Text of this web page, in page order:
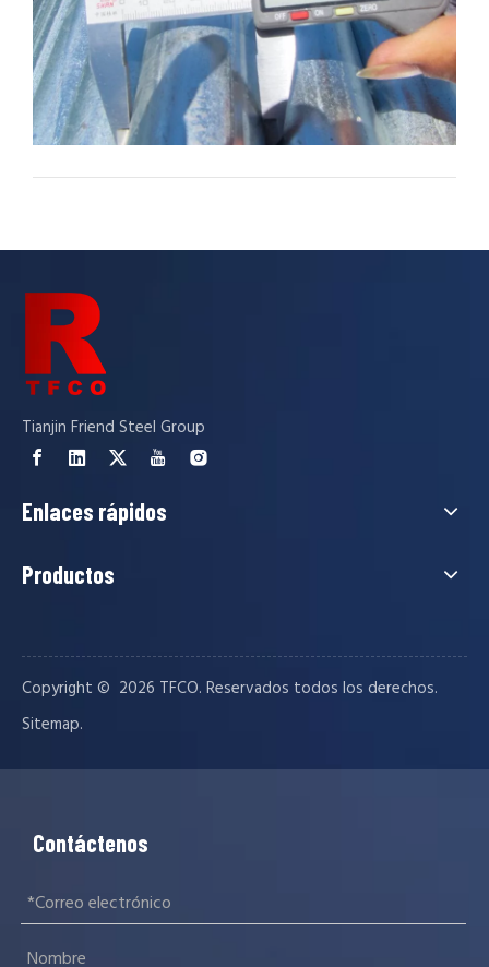
Tianjin Friend Steel Group
Enlaces rápidos
Productos
Copyright © ️ 2026 TFCO. Reservados todos los derechos.
Sitemap.
Contáctenos